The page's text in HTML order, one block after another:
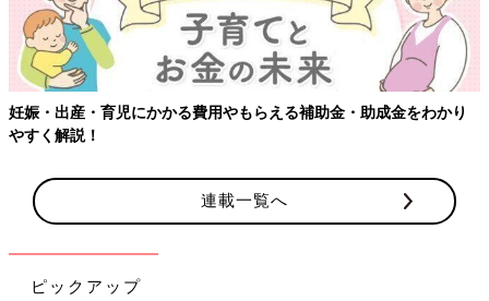
妊娠・出産・育児にかかる費用やもらえる補助金・助成金をわかり
やすく解説！
連載一覧へ
ピックアップ